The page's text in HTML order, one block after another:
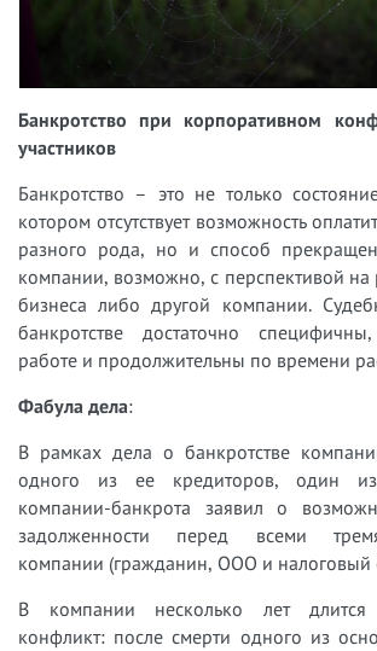
Банкротство при корпоративном
участников
Банкротство – это не только
котором отсутствует возможность
разного рода, но и способ
компании, возможно, с перспективой на
бизнеса либо другой компании.
банкротстве достаточно
работе и продолжительны по времени
Фабула дела:
В рамках дела о банкротстве
одного из ее кредиторов, один из
компании-банкрота заявил о
задолженности перед всеми
компании (гражданин, ООО и налоговый
В компании несколько лет длится
конфликт: после смерти одного из